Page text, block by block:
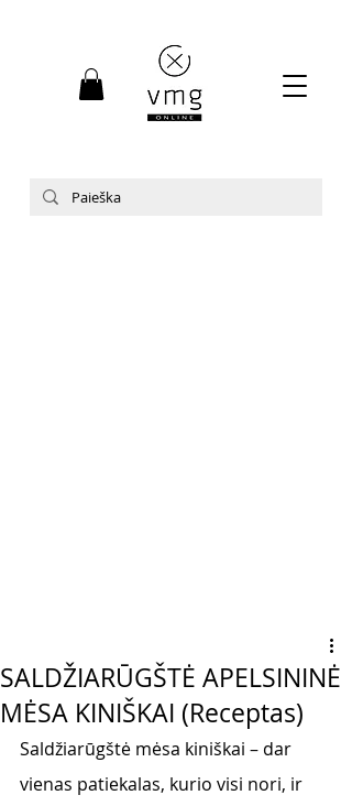
SALDŽIARŪGŠTĖ APELSININĖ
MĖSA KINIŠKAI (Receptas)
Saldžiarūgštė mėsa kiniškai – dar
vienas patiekalas, kurio visi nori, ir